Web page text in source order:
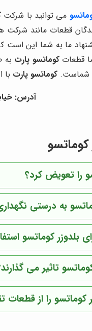
می توانید با شرکت
قطعات مانند شرکت
ما به شما این
کوماتسو پارت به
شماست. کوماتسو پارت
آدرس:
را تعویض کرد؟
به درستی
کوماتسو
تاثیر می
را از